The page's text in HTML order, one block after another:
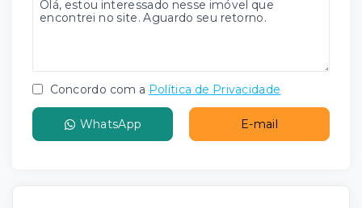
Concordo com a Política de Privacidade
WhatsApp E-mail